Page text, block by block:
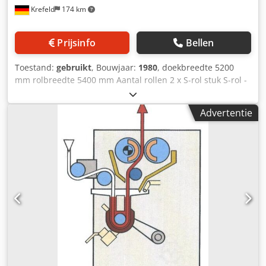
Krefeld 174 km
Prijsinfo Bellen
Toestand: gebruikt, Bouwjaar: 1980, doekbreedte 5200
mm rolbreedte 5400 mm Aantal rollen 2 x S-rol stuk S-rol -
diameter 350 mm Rolafdekking - zacht rubber 75 graden
shore lijndruk 40 N/mm totale druk 21 ton vlootinhoud ca.
20 liter Stofgeleider voor geweven stofgeleiderol voor de
voeg aandrijfpen zonder aandrijving gewicht 13 ton
Afmetingen 7 x 2 x 2,7 m Verfpadder met 2 horizontaal
geplaatste "zwevende rollen", Dcjdpfx Aetv Igysh Dok
Gebruik voor het verven van kruisjes, opvangbak onder de
S-rollen, De machine wordt vóór levering volledig getest.
gereviseerd, leveren wij met "garantie", Hydrauliek
beschikbaar, aandrijving en besturing moeten worden
Advertentie